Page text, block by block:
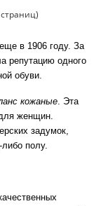
в 1906 году. За
репутацию одного
обуви.
кожаные. Эта
женщин.
задумок,
полу.